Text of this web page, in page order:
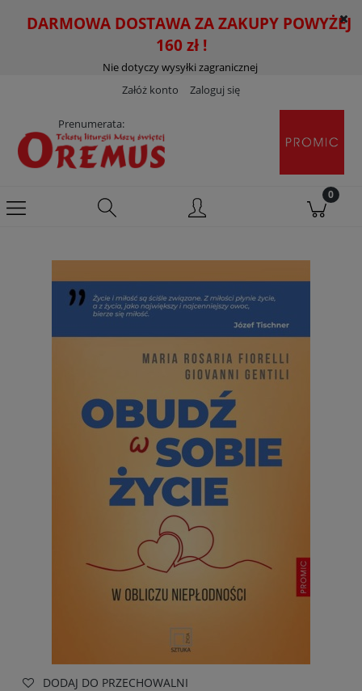
DARMOWA DOSTAWA ZA ZAKUPY POWYŻEJ
160 zł !
Nie dotyczy wysyłki zagranicznej
Załóż konto
Zaloguj się
Prenumerata:
DODAJ DO PRZECHOWALNI